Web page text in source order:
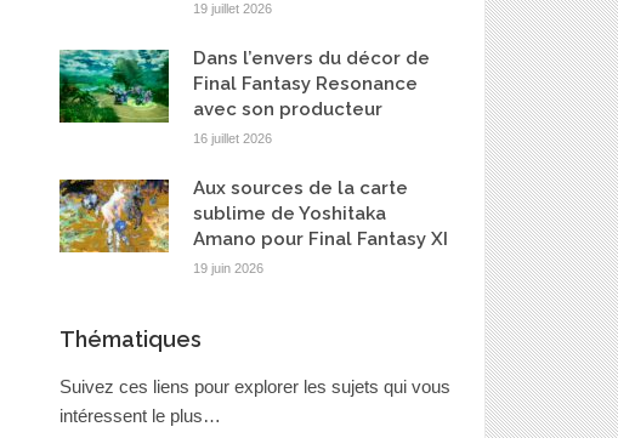
19 juillet 2026
Dans l’envers du décor de
Final Fantasy Resonance
avec son producteur
16 juillet 2026
Aux sources de la carte
sublime de Yoshitaka
Amano pour Final Fantasy XI
19 juin 2026
Thématiques
Suivez ces liens pour explorer les sujets qui vous
intéressent le plus…